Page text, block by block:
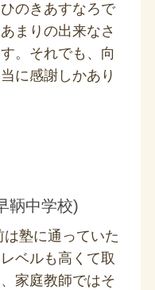
のきあすなろで
まりの出来なさ
。それでも、向
に感謝しかあり
鞆中学校)
塾に通っていた
ベルも高くて取
家庭教師ではそ